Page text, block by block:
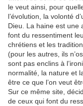
le veut ainsi, pour
l’évolution, la volonté
Dieu. La haine est une
font du ressentiment
chrétiens et les
(pour les autres, ils
sont pas enclins à
normalité, la nature et
être ce que l’on veut
Sur ce même site,
de ceux qui font du